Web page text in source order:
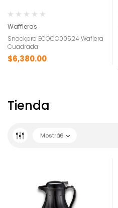
Waffleras
Snackpro ECOCC00524 Waflera
Cuadrada
$6,380.00
Tienda
Mostrar
16